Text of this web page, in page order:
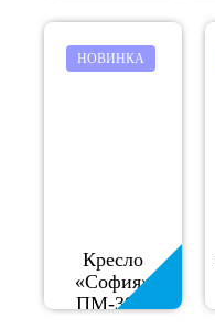
НОВИНКА
Кресло
«София»
ПМ-38.2